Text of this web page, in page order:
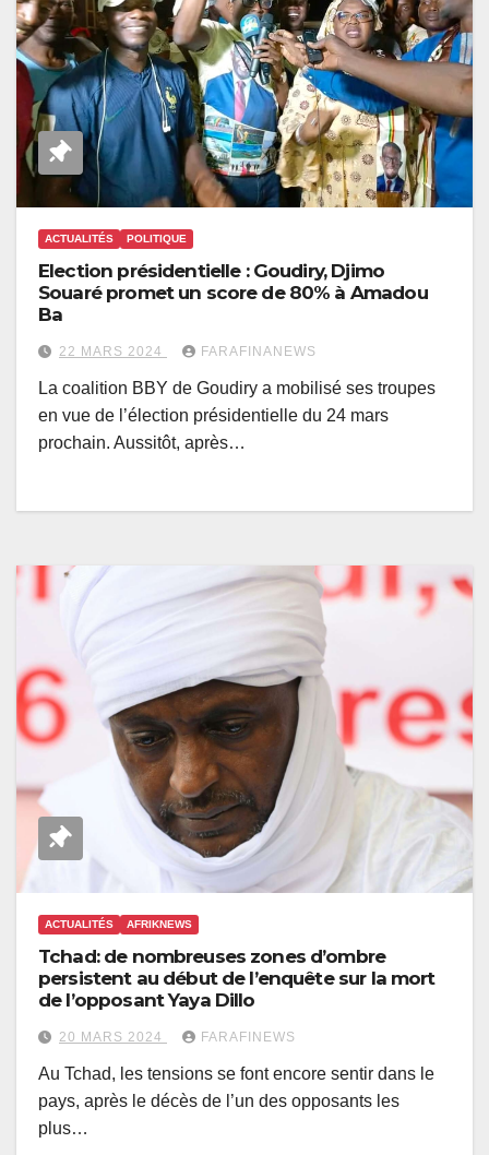
ACTUALITÉS POLITIQUE
Election présidentielle : Goudiry, Djimo
Souaré promet un score de 80% à Amadou
Ba
22 MARS 2024 FARAFINANEWS
La coalition BBY de Goudiry a mobilisé ses troupes
en vue de l’élection présidentielle du 24 mars
prochain. Aussitôt, après…
ACTUALITÉS AFRIKNEWS
Tchad: de nombreuses zones d’ombre
persistent au début de l’enquête sur la mort
de l’opposant Yaya Dillo
20 MARS 2024 FARAFINEWS
Au Tchad, les tensions se font encore sentir dans le
pays, après le décès de l’un des opposants les
plus…